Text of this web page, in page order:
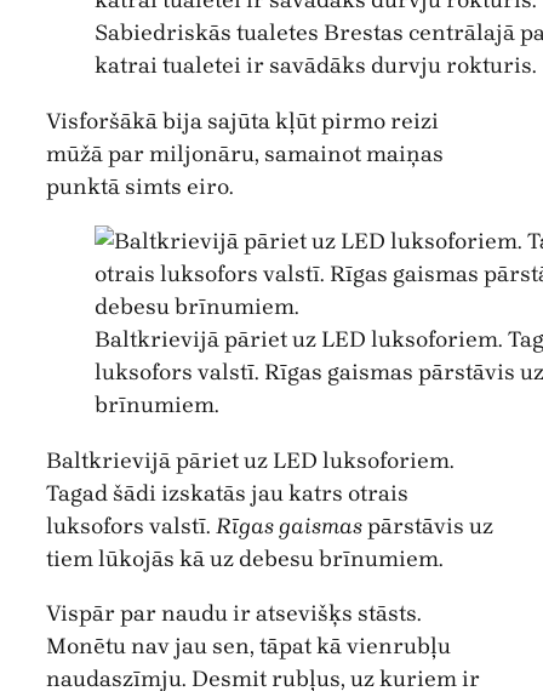
Sabiedriskās tualetes Brestas centrālajā
katrai tualetei ir savādāks durvju rokturis.
Visforšākā bija sajūta kļūt pirmo reizi
mūžā par miljonāru, samainot maiņas
punktā simts eiro.
Baltkrievijā pāriet uz LED luksoforiem.
luksofors valstī. Rīgas gaismas pārstāvis
brīnumiem.
Baltkrievijā pāriet uz LED luksoforiem.
Tagad šādi izskatās jau katrs otrais
luksofors valstī. Rīgas gaismaspārstāvis uz
tiem lūkojās kā uz debesu brīnumiem.
Vispār par naudu ir atsevišķs stāsts.
Monētu nav jau sen, tāpat kā vienrubļu
naudaszīmju. Desmit rubļus, uz kuriem ir